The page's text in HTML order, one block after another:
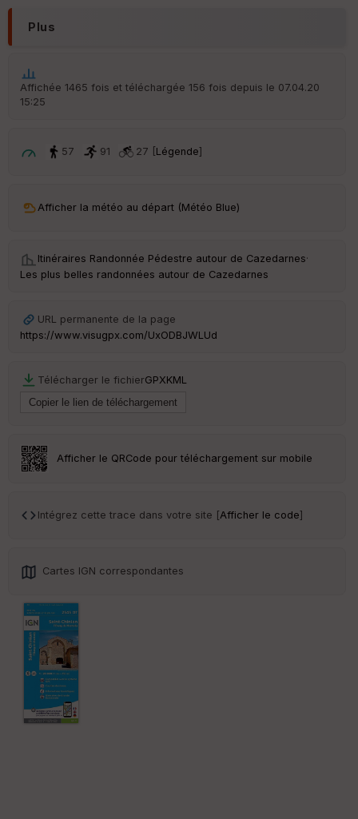
Plus
Affichée 1465 fois et téléchargée 156 fois depuis le 07.04.20
15:25
57 91 27 [Légende]
Afficher la météo au départ (Météo Blue)
Itinéraires Randonnée Pédestre autour de Cazedarnes·
Les plus belles randonnées autour de Cazedarnes
URL permanente de la page
https://www.visugpx.com/UxODBJWLUd
Télécharger le fichierGPXKML
Afficher le QRCode pour téléchargement sur mobile
Intégrez cette trace dans votre site [Afficher le code]
Cartes IGN correspondantes